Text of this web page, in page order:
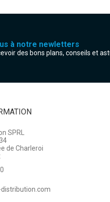
à notre newletters
des bons plans, conseils et
SPRL
de Charleroi